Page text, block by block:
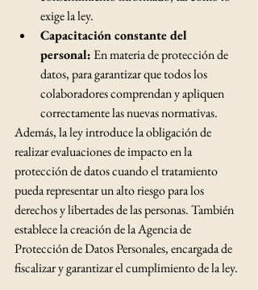
exige la ley.
Capacitación constante del
personal: En materia de protección de
datos, para garantizar que todos los
colaboradores comprendan y apliquen
correctamente las nuevas normativas.
Además, la ley introduce la obligación de
realizar evaluaciones de impacto en la
protección de datos cuando el tratamiento
pueda representar un alto riesgo para los
derechos y libertades de las personas. También
establece la creación de la Agencia de
Protección de Datos Personales, encargada de
fiscalizar y garantizar el cumplimiento de la ley.